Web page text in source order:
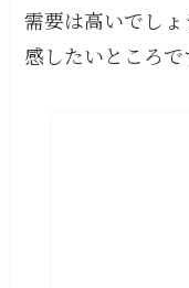
需要は高いでし
感したいところで